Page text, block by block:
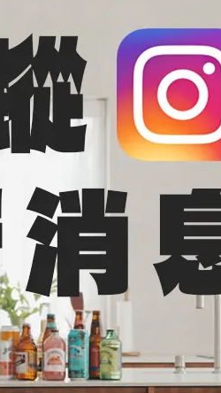
此商品 「 最高 」可以折抵紅利199點 (
運送